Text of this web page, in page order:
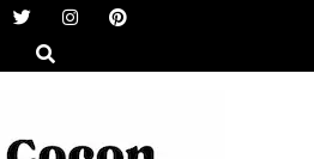
Search